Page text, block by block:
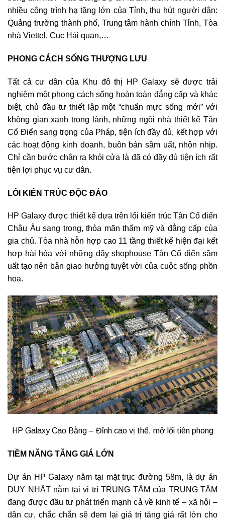
nhiều công trình hạ tầng lớn của Tỉnh, thu hút người dân:
Quảng trường thành phố, Trung tâm hành chính Tỉnh, Tòa
nhà Viettel, Cục Hải quan,…
PHONG CÁCH SỐNG THƯỢNG LƯU
Tất cả cư dân của Khu đô thị HP Galaxy sẽ được trải
nghiệm một phong cách sống hoàn toàn đẳng cấp và khác
biệt, chủ đầu tư thiết lập một “chuẩn mực sống mới” với
không gian xanh trong lành, những ngôi nhà thiết kế Tân
Cổ Điển sang trọng của Pháp, tiện ích đầy đủ, kết hợp với
các hoạt động kinh doanh, buôn bán sầm uất, nhộn nhịp.
Chỉ cần bước chân ra khỏi cửa là đã có đầy đủ tiện ích rất
tiện lợi phục vụ cư dân.
LỐI KIẾN TRÚC ĐỘC ĐÁO
HP Galaxy được thiết kế dựa trên lối kiến trúc Tân Cổ điển
Châu Âu sang trọng, thỏa mãn thẩm mỹ và đẳng cấp của
gia chủ. Tòa nhà hỗn hợp cao 11 tầng thiết kế hiện đại kết
hợp hài hòa với những dãy shophouse Tân Cổ điển sầm
uất tạo nên bản giao hưởng tuyệt vời của cuộc sống phồn
hoa.
HP Galaxy Cao Bằng – Đỉnh cao vị thế, mở lối tiên phong
TIỀM NĂNG TĂNG GIÁ LỚN
Dự án HP Galaxy nằm tại mặt trục đường 58m, là dự án
DUY NHẤT nằm tại vị trí TRUNG TÂM của TRUNG TÂM
đang được đầu tư phát triển mạnh cả về kinh tế – xã hội –
dân cư, chắc chắn sẽ đem lại giá trị tăng giá rất lớn cho